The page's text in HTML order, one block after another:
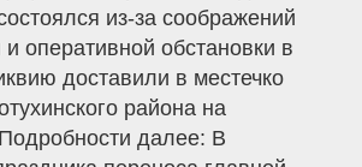
из-за соображений
и оперативной обстановки в
доставили в местечко
района на
далее: В